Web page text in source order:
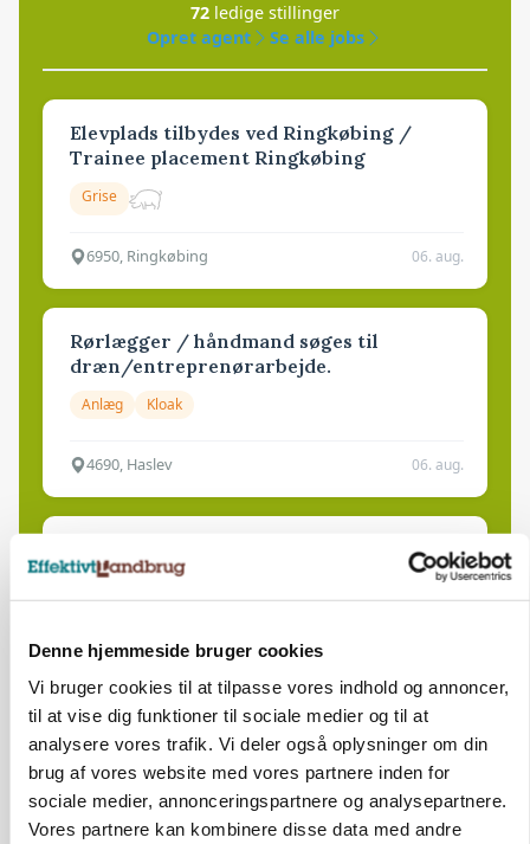
Denne hjemmeside bruger cookies
Vi bruger cookies til at tilpasse vores indhold og annoncer,
til at vise dig funktioner til sociale medier og til at
analysere vores trafik. Vi deler også oplysninger om din
brug af vores website med vores partnere inden for
sociale medier, annonceringspartnere og analysepartnere.
Vores partnere kan kombinere disse data med andre
72 ledige stillinger
Opret agent
Se alle jobs
Elevplads tilbydes ved Ringkøbing /
Trainee placement Ringkøbing
Grise
6950, Ringkøbing 06. aug.
Rørlægger / håndmand søges til
dræn/entreprenørarbejde.
Anlæg Kloak
4690, Haslev 06. aug.
Lastbilchauffør søges til Henrik Haves
Maskinstation
Medarbejdere til griseproduktion
Grise